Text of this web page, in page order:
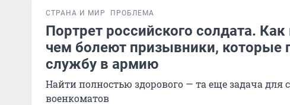
СТРАНА И МИР ПРОБЛЕМА
Портрет российского солдата.
чем болеют призывники, которые
службу в армию
Найти полностью здорового — та еще задача для
военкоматов